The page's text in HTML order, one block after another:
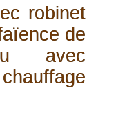
robinet
de
avec